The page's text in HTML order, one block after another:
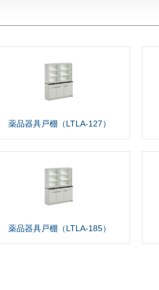
薬品器具戸棚（LTLA-127）
薬品器具戸棚（LTLA-185）